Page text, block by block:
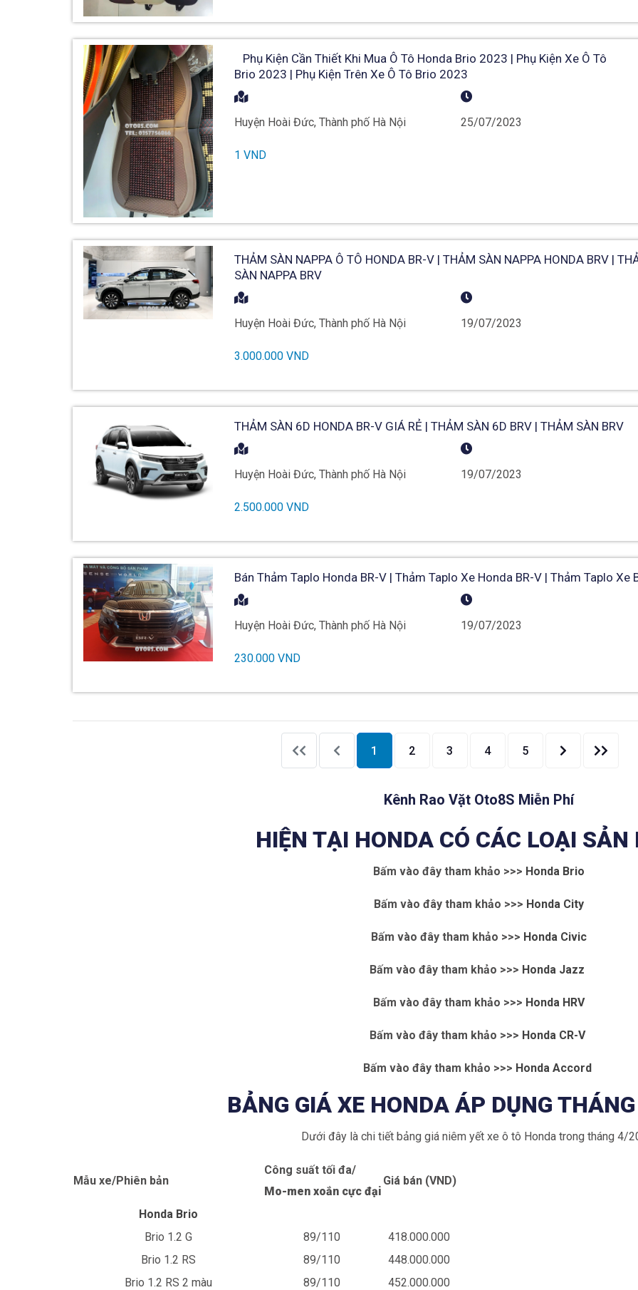
Phụ Kiện Cần Thiết Khi Mua Ô Tô Honda Brio 2023 | Phụ Kiện Xe Ô Tô
Brio 2023 | Phụ Kiện Trên Xe Ô Tô Brio 2023
Huyện Hoài Đức, Thành phố Hà Nội 25/07/2023
1 VND
THẢM SÀN NAPPA Ô TÔ HONDA BR-V | THẢM SÀN NAPPA HONDA BRV |
SÀN NAPPA BRV
Huyện Hoài Đức, Thành phố Hà Nội 19/07/2023
3.000.000 VND
THẢM SÀN 6D HONDA BR-V GIÁ RẺ | THẢM SÀN 6D BRV | THẢM SÀN BRV
Huyện Hoài Đức, Thành phố Hà Nội 19/07/2023
2.500.000 VND
Bán Thảm Taplo Honda BR-V | Thảm Taplo Xe Honda BR-V | Thảm Taplo Xe
Huyện Hoài Đức, Thành phố Hà Nội 19/07/2023
230.000 VND
Front 1 2 3 4 5 End
Kênh Rao Vặt Oto8S Miễn Phí
HIỆN TẠI HONDA CÓ CÁC LOẠI
Bấm vào đây tham khảo >>> Honda Brio
Bấm vào đây tham khảo >>> Honda City
Bấm vào đây tham khảo >>> Honda Civic
Bấm vào đây tham khảo >>> Honda Jazz
Bấm vào đây tham khảo >>> Honda HRV
Bấm vào đây tham khảo >>> Honda CR-V
Bấm vào đây tham khảo >>> Honda Accord
BẢNG GIÁ XE HONDA ÁP DỤNG
Dưới đây là chi tiết bảng giá niêm yết xe ô tô Honda trong tháng 4/
Mẫu xe/Phiên bản
Công suất tối đa/
Mo-men xoắn cực đại
Giá bán (VND)
Honda Brio
Brio 1.2 G
89/110
418.000.000
Brio 1.2 RS
89/110
448.000.000
Brio 1.2 RS 2 màu
89/110 452.000.000